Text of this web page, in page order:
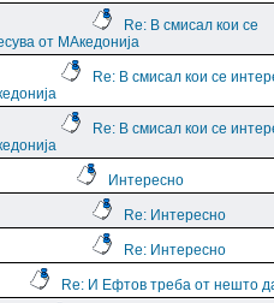
Re: В смисал кои се
от МАкедонија
Re: В смисал кои се
Re: В смисал кои се
Интересно
Re: Интересно
Re: Интересно
Re: И Ефтов треба от нешто